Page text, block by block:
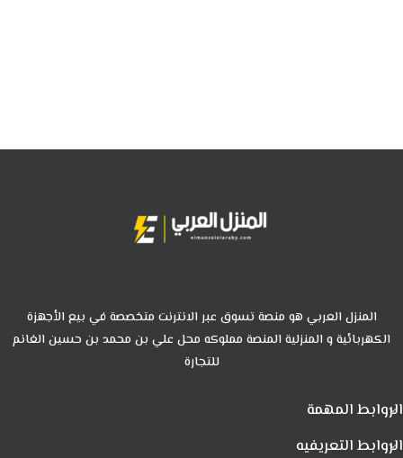
المنزل العربي هو منصة تسوق عبر الانترنت متخصصة في بيع الأجهزة
الكهربائية و المنزلية المنصة مملوكه محل علي بن محمد بن حسين الغانم
للتجارة
الروابط المهمة
الروابط التعريفيه